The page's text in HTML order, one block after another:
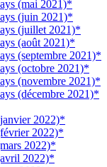
(mai 2021)*
(juin 2021)*
(juillet 2021)*
(août 2021)*
(septembre 2021)*
(octobre 2021)*
(novembre 2021)*
(décembre 2021)*
2022)*
2022)*
2022)*
2022)*